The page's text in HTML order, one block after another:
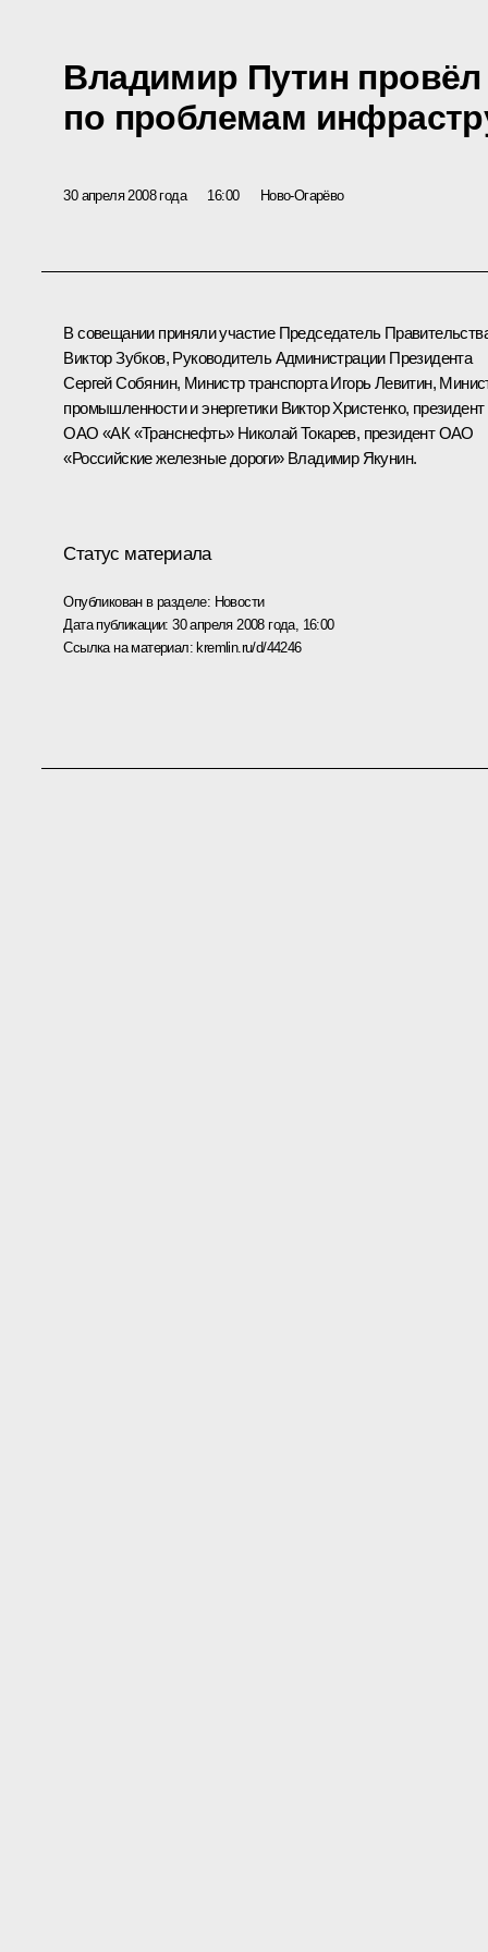
Владимир Путин
по проблемам
30 апреля 2008 года 16:00 Ново-Огарёво
В совещании приняли участие Председатель
Виктор Зубков, Руководитель Администрации Президента
Сергей Собянин, Министр транспорта Игорь Левитин,
промышленности и энергетики Виктор Христенко, президент
ОАО «АК «Транснефть» Николай Токарев, президент ОАО
«Российские железные дороги» Владимир Якунин.
Статус материала
Опубликован в разделе: Новости
Дата публикации:30 апреля 2008 года, 16:00
Ссылка на материал:kremlin.ru/d/44246